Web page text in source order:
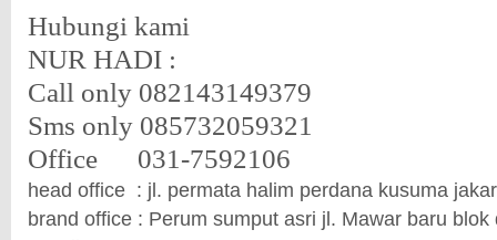
Hubungi kami
NUR HADI :
Call only 082143149379
Sms only 085732059321
Office
031-7592106
head office : jl. permata halim perdana kusuma
brand office : Perum sumput asri jl. Mawar baru blok